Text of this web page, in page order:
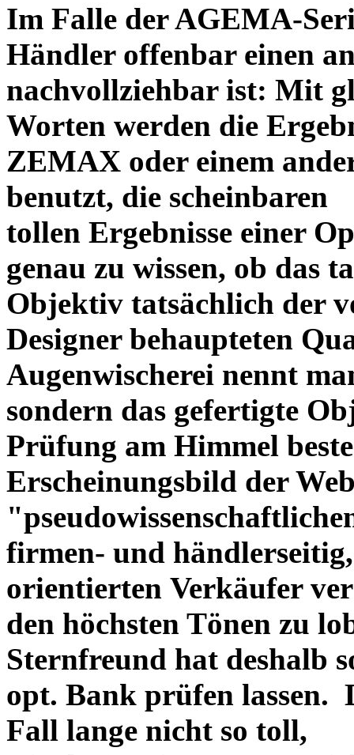
Im Falle der AGEMA-
Händler offenbar einen
nachvollziehbar ist: Mit
Worten werden die
ZEMAX oder einem
benutzt, die scheinbaren
tollen Ergebnisse einer
genau zu wissen, ob das
Objektiv tatsächlich der
Designer behaupteten
Augenwischerei nennt
sondern das gefertigte
Prüfung am Himmel
Erscheinungsbild der
firmen- und
orientierten Verkäufer
den höchsten Tönen zu
Sternfreund hat deshalb
opt. Bank prüfen lassen.
Fall lange nicht so toll,